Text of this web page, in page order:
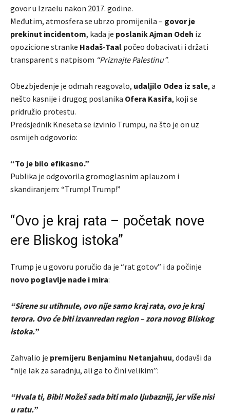
govor u Izraelu nakon 2017. godine.
Međutim, atmosfera se ubrzo promijenila – govor je
prekinut incidentom, kada je poslanik Ajman Odeh iz
opozicione stranke Hadaš-Taal počeo dobacivati i držati
transparent s natpisom “Priznajte Palestinu”.
Obezbjeđenje je odmah reagovalo, udaljilo Odea iz sale, a
nešto kasnije i drugog poslanika Ofera Kasifa, koji se
pridružio protestu.
Predsjednik Kneseta se izvinio Trumpu, na što je on uz
osmijeh odgovorio:
“To je bilo efikasno.”
Publika je odgovorila gromoglasnim aplauzom i
skandiranjem: “Trump! Trump!”
“Ovo je kraj rata – početak nove
ere Bliskog istoka”
Trump je u govoru poručio da je “rat gotov” i da počinje
novo poglavlje nade i mira:
“Sirene su utihnule, ovo nije samo kraj rata, ovo je kraj
terora. Ovo će biti izvanredan region – zora novog Bliskog
istoka.”
Zahvalio je premijeru Benjaminu Netanjahuu, dodavši da
“nije lak za saradnju, ali ga to čini velikim”:
“Hvala ti, Bibi! Možeš sada biti malo ljubazniji, jer više nisi
u ratu.”